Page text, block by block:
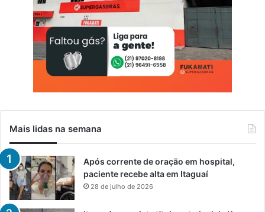
Mais lidas na semana
Após corrente de oração em hospital,
paciente recebe alta em Itaguaí
28 de julho de 2026